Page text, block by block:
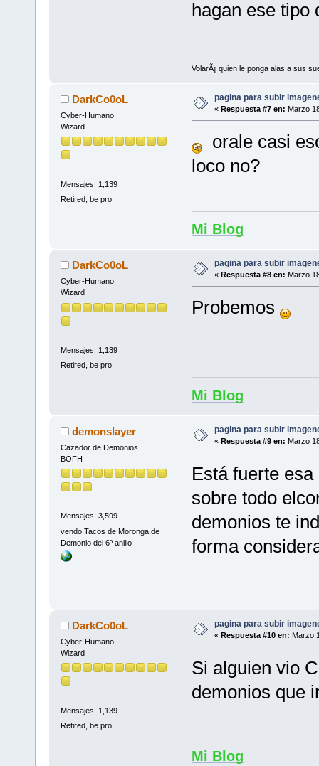
hagan ese tipo
VolarÃ¡ quien le ponga alas a sus
DarkCo0oL
Cyber-Humano
Wizard
Mensajes: 1,139
Retired, be pro
pagina para subir
« Respuesta #7 en: Marzo
orale casi
loco no?
Mi Blog
DarkCo0oL
Cyber-Humano
Wizard
Mensajes: 1,139
Retired, be pro
pagina para subir
« Respuesta #8 en: Marzo
Probemos
Mi Blog
demonslayer
Cazador de Demonios
BOFH
Mensajes: 3,599
vendo Tacos de Moronga de
Demonio del 6º anillo
pagina para subir
« Respuesta #9 en: Marzo
Está fuerte
sobre todo
demonios te
forma
DarkCo0oL
Cyber-Humano
Wizard
Mensajes: 1,139
Retired, be pro
pagina para subir
« Respuesta #10 en: Marzo
Si alguien vio
demonios que
Mi Blog